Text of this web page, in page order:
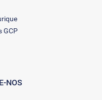
GCP
NOS